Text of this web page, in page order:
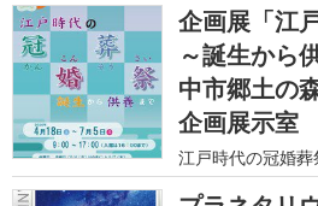
企画展「江
～誕生から
中市郷土の
企画展示室
江戸時代の冠婚葬